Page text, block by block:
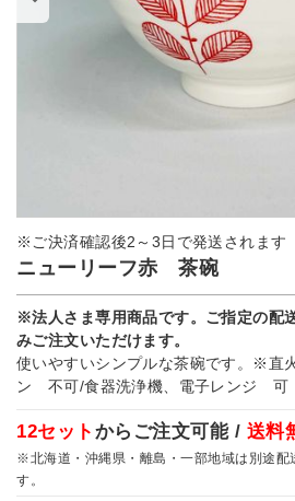
※ご決済確認後2～3日で発送されます
ニューリーフ赤 茶碗
※法人さま専用商品です。ご指定の配
みご注文いただけます。
使いやすいシンプルな茶碗です。※直
ン 不可/食器洗浄機、電子レンジ 可
12セット からご注文可能 / 送料
※北海道・沖縄県・離島・一部地域は別途配
す。